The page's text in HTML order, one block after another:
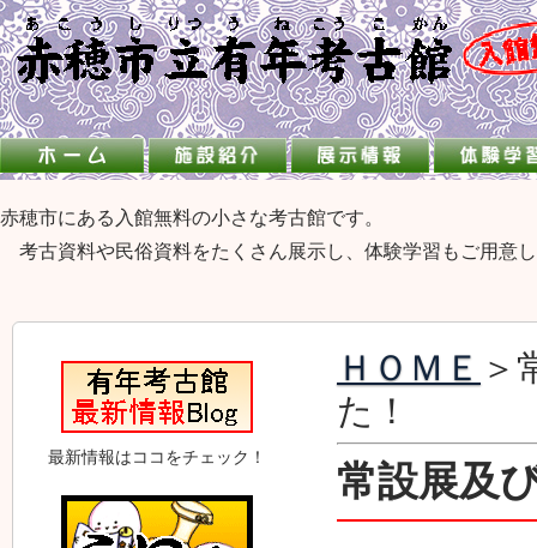
赤穂市にある入館無料の小さな考古館です。
考古資料や民俗資料をたくさん展示し、体験学習もご用意
ＨＯＭＥ ＞
た！
常設展及
最新情報はココをチェック！